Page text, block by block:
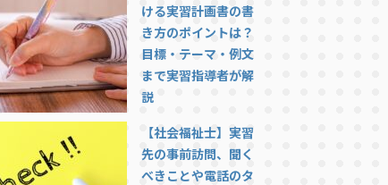
ける実習計画書の書
き方のポイントは？
目標・テーマ・例文
まで実習指導者が解
説
【社会福祉士】実習
先の事前訪問、聞く
べきことや電話のタ